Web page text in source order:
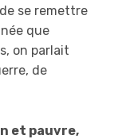
se remettre
que
on parlait
de
et pauvre,